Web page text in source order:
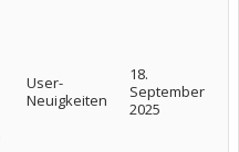
User-
Neuigkeiten
18.
September
2025